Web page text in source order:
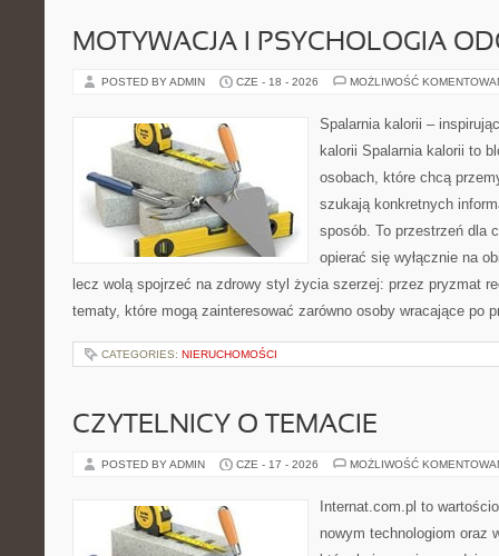
MOTYWACJA I PSYCHOLOGIA
POSTED BY ADMIN CZE - 18 - 2026 MOŻLIWOŚĆ
Spalarnia kalorii –
kalorii Spalarnia kalorii to
osobach, które chcą
szukają konkretnych
sposób. To przestrzeń dla
opierać się wyłącznie na
lecz wolą spojrzeć na zdrowy styl życia szerzej: przez pryzmat
tematy, które mogą zainteresować zarówno osoby wracające po
CATEGORIES: NIERUCHOMOŚCI
CZYTELNICY O TEMACIE
POSTED BY ADMIN CZE - 17 - 2026 MOŻLIWOŚĆ
Internat.com.pl to
nowym technologiom oraz